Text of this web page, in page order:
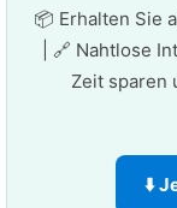
📦 Erhalten Sie
| 🔗 Nahtlose
Zeit sparen
⬇️